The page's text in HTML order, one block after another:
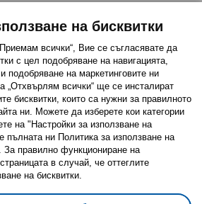
PinterestInstagram
на бисквитки (Cookies)
за използване на бисквитки
на бисквитки
всички“, Вие се съгласявате да
с цел подобряване на навигацията,
подобряване на маркетинговите ни
„Отхвърлям всички“ ще се инсталират
бисквитки, които са нужни за правилното
ни. Можете да изберете кои категории
на "Настройки за използване на
пълната ни Политика за използване на
За правилно функциониране на
в случай, че оттеглите
на бисквитки.